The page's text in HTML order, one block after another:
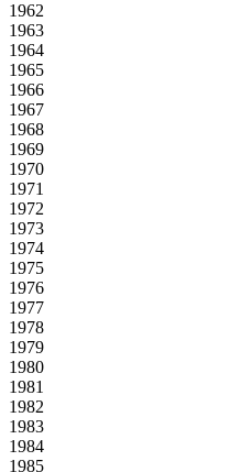
1962
1963
1964
1965
1966
1967
1968
1969
1970
1971
1972
1973
1974
1975
1976
1977
1978
1979
1980
1981
1982
1983
1984
1985